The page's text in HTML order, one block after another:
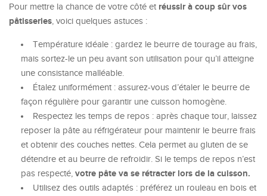
Pour mettre la chance de votre côté et réussir à coup sûr vos
pâtisseries, voici quelques astuces :
Température idéale : gardez le beurre de tourage au frais,
mais sortez-le un peu avant son utilisation pour qu’il atteigne
une consistance malléable.
Étalez uniformément : assurez-vous d’étaler le beurre de
façon régulière pour garantir une cuisson homogène.
Respectez les temps de repos : après chaque tour, laissez
reposer la pâte au réfrigérateur pour maintenir le beurre frais
et obtenir des couches nettes. Cela permet au gluten de se
détendre et au beurre de refroidir. Si le temps de repos n’est
pas respecté, votre pâte va se rétracter lors de la cuisson.
Utilisez des outils adaptés : préférez un rouleau en bois et